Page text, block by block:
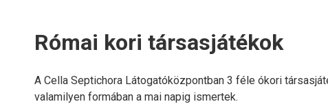
Római kori társasjátékok
A Cella Septichora Látogatóközpontban 3 féle ókori
valamilyen formában a mai napig ismertek.